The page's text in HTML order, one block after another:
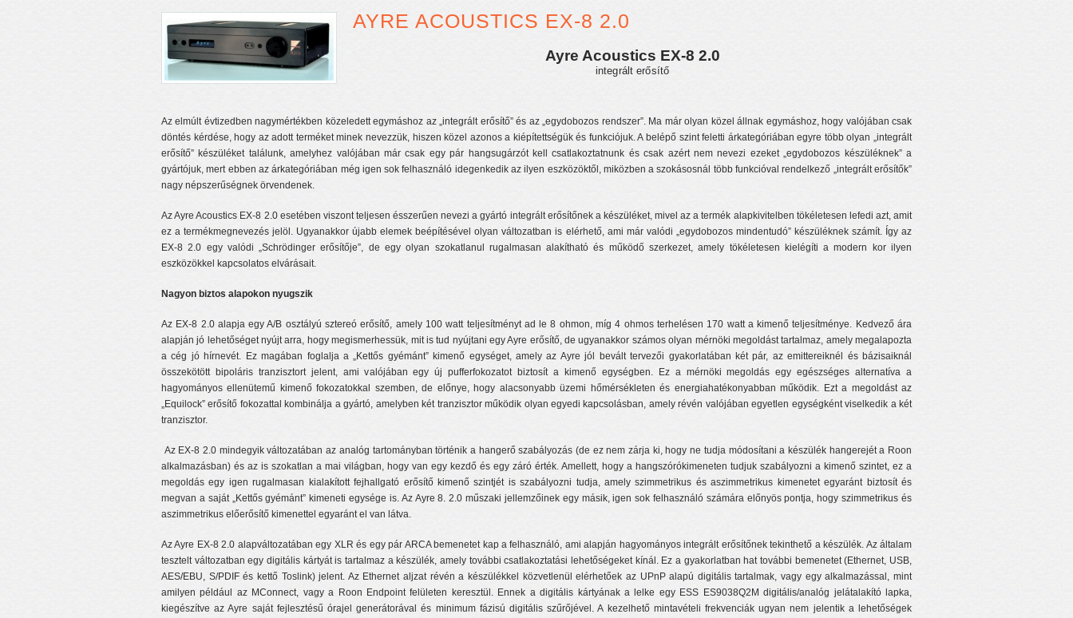
AYRE ACOUSTICS EX-8 2.0
Ayre Acoustics EX-8 2.0
integrált erősítő
Az elmúlt évtizedben nagymértékben közeledett egymáshoz az „integrált erősítő” és az „egydobozos rendszer”. Ma már olyan közel állnak egymáshoz, hogy valójában csak
döntés kérdése, hogy az adott terméket minek nevezzük, hiszen közel azonos a kiépítettségük és funkciójuk. A belépő szint feletti árkategóriában egyre több olyan „integrált
erősítő” készüléket találunk, amelyhez valójában már csak egy pár hangsugárzót kell csatlakoztatnunk és csak azért nem nevezi ezeket „egydobozos készüléknek” a
gyártójuk, mert ebben az árkategóriában még igen sok felhasználó idegenkedik az ilyen eszközöktől, miközben a szokásosnál több funkcióval rendelkező „integrált erősítők”
nagy népszerűségnek örvendenek.
Az Ayre Acoustics EX-8 2.0 esetében viszont teljesen ésszerűen nevezi a gyártó integrált erősítőnek a készüléket, mivel az a termék alapkivitelben tökéletesen lefedi azt, amit
ez a termékmegnevezés jelöl. Ugyanakkor újabb elemek beépítésével olyan változatban is elérhető, ami már valódi „egydobozos mindentudó” készüléknek számít. Így az
EX-8 2.0 egy valódi „Schrödinger erősítője”, de egy olyan szokatlanul rugalmasan alakítható és működő szerkezet, amely tökéletesen kielégíti a modern kor ilyen
eszközökkel kapcsolatos elvárásait.
Nagyon biztos alapokon nyugszik
Az EX-8 2.0 alapja egy A/B osztályú sztereó erősítő, amely 100 watt teljesítményt ad le 8 ohmon, míg 4 ohmos terhelésen 170 watt a kimenő teljesítménye. Kedvező ára
alapján jó lehetőséget nyújt arra, hogy megismerhessük, mit is tud nyújtani egy Ayre erősítő, de ugyanakkor számos olyan mérnöki megoldást tartalmaz, amely megalapozta
a cég jó hírnevét. Ez magában foglalja a „Kettős gyémánt” kimenő egységet, amely az Ayre jól bevált tervezői gyakorlatában két pár, az emittereiknél és bázisaiknál
összekötött bipoláris tranzisztort jelent, ami valójában egy új pufferfokozatot biztosít a kimenő egységben. Ez a mérnöki megoldás egy egészséges alternatíva a
hagyományos ellenütemű kimenő fokozatokkal szemben, de előnye, hogy alacsonyabb üzemi hőmérsékleten és energiahatékonyabban működik. Ezt a megoldást az
„Equilock” erősítő fokozattal kombinálja a gyártó, amelyben két tranzisztor működik olyan egyedi kapcsolásban, amely révén valójában egyetlen egységként viselkedik a két
tranzisztor.
Az EX-8 2.0 mindegyik változatában az analóg tartományban történik a hangerő szabályozás (de ez nem zárja ki, hogy ne tudja módosítani a készülék hangerejét a Roon
alkalmazásban) és az is szokatlan a mai világban, hogy van egy kezdő és egy záró érték. Amellett, hogy a hangszórókimeneten tudjuk szabályozni a kimenő szintet, ez a
megoldás egy igen rugalmasan kialakított fejhallgató erősítő kimenő szintjét is szabályozni tudja, amely szimmetrikus és aszimmetrikus kimenetet egyaránt biztosít és
megvan a saját „Kettős gyémánt” kimeneti egysége is. Az Ayre 8. 2.0 műszaki jellemzőinek egy másik, igen sok felhasználó számára előnyös pontja, hogy szimmetrikus és
aszimmetrikus előerősítő kimenettel egyaránt el van látva.
Az Ayre EX-8 2.0 alapváltozatában egy XLR és egy pár ARCA bemenetet kap a felhasználó, ami alapján hagyományos integrált erősítőnek tekinthető a készülék. Az általam
tesztelt változatban egy digitális kártyát is tartalmaz a készülék, amely további csatlakoztatási lehetőségeket kínál. Ez a gyakorlatban hat további bemenetet (Ethernet, USB,
AES/EBU, S/PDIF és kettő Toslink) jelent. Az Ethernet aljzat révén a készülékkel közvetlenül elérhetőek az UPnP alapú digitális tartalmak, vagy egy alkalmazással, mint
amilyen például az MConnect, vagy a Roon Endpoint felületen keresztül. Ennek a digitális kártyának a lelke egy ESS ES9038Q2M digitális/analóg jelátalakító lapka,
kiegészítve az Ayre saját fejlesztésű órajel generátorával és minimum fázisú digitális szűrőjével. A kezelhető mintavételi frekvenciák ugyan nem jelentik a lehetőségek